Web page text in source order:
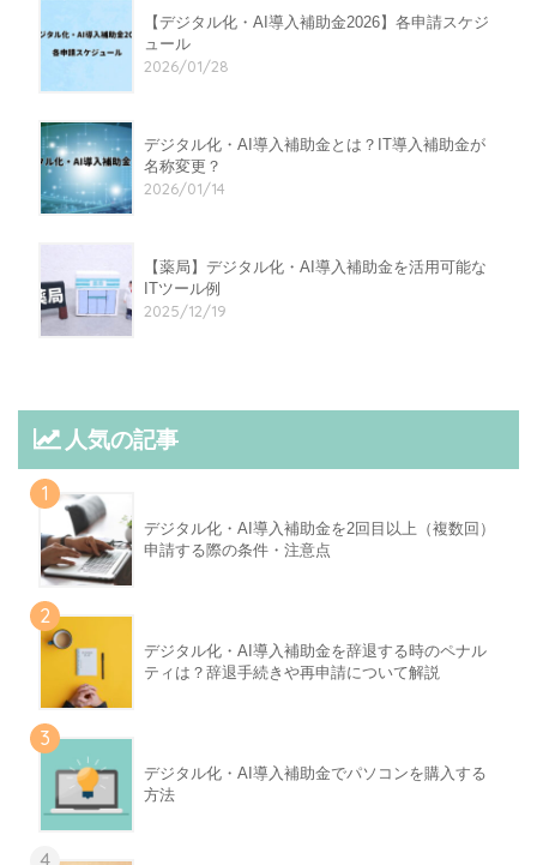
【デジタル化・AI導入補助金2026】各申請スケジ
ュール
2026/01/28
デジタル化・AI導入補助金とは？IT導入補助金が
名称変更？
2026/01/14
【薬局】デジタル化・AI導入補助金を活用可能な
ITツール例
2025/12/19
人気の記事
1
デジタル化・AI導入補助金を2回目以上（複数回）
申請する際の条件・注意点
2
デジタル化・AI導入補助金を辞退する時のペナル
ティは？辞退手続きや再申請について解説
3
デジタル化・AI導入補助金でパソコンを購入する
方法
4